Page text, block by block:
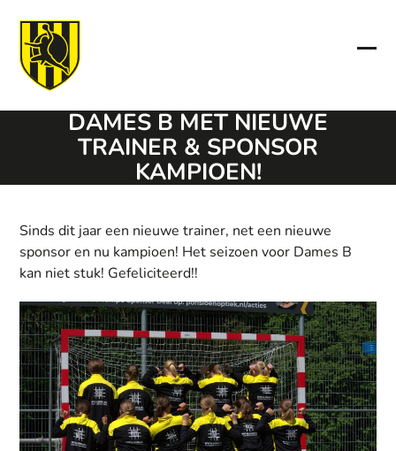
content
DAMES B MET NIEUWE
TRAINER & SPONSOR
KAMPIOEN!
Sinds dit jaar een nieuwe trainer, net een nieuwe
sponsor en nu kampioen! Het seizoen voor Dames B
kan niet stuk! Gefeliciteerd!!